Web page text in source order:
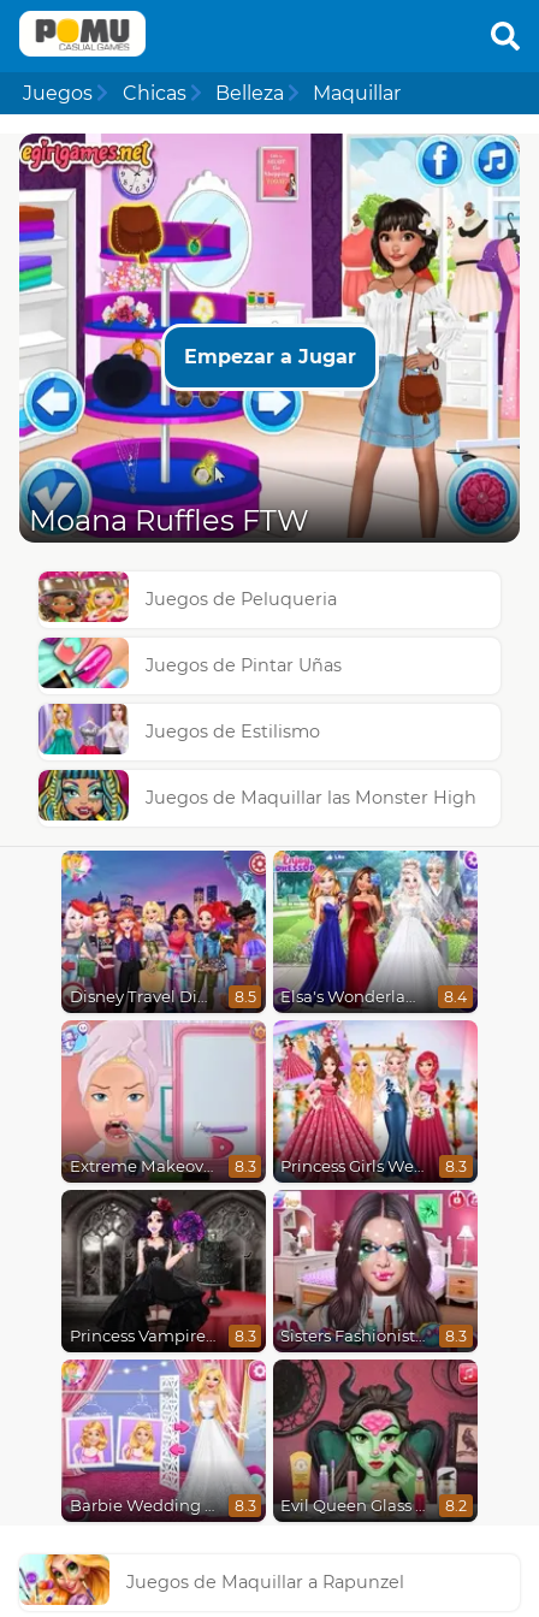
Juegos Chicas Belleza Maquillar
Empezar a Jugar
Moana Ruffles FTW
Juegos de Peluqueria
Juegos de Pintar Uñas
Juegos de Estilismo
Juegos de Maquillar las Monster High
Disney Travel Diaries: City Break 8.5 Elsa's Wonderland Wedding 8.4
Extreme Makeover 8.3 Princess Girls Wedding Trip 8.3
Princess Vampire Wedding Makeover 8.3 Sisters Fashionista Makeup 8.3
Barbie Wedding Fun 8.3 Evil Queen Glass Skin Routine #Influencer 8.2
Juegos de Maquillar a Rapunzel